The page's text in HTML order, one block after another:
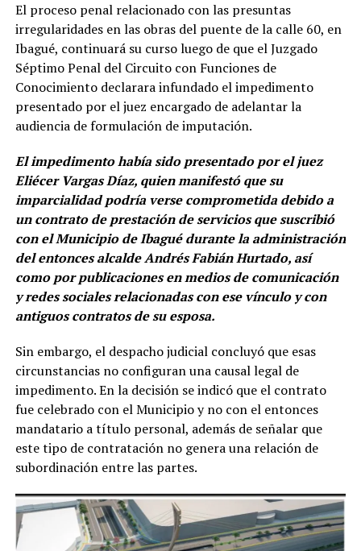
El proceso penal relacionado con las presuntas
irregularidades en las obras del puente de la calle 60, en
Ibagué, continuará su curso luego de que el Juzgado
Séptimo Penal del Circuito con Funciones de
Conocimiento declarara infundado el impedimento
presentado por el juez encargado de adelantar la
audiencia de formulación de imputación.
El impedimento había sido presentado por el juez
Eliécer Vargas Díaz, quien manifestó que su
imparcialidad podría verse comprometida debido a
un contrato de prestación de servicios que suscribió
con el Municipio de Ibagué durante la administración
del entonces alcalde Andrés Fabián Hurtado, así
como por publicaciones en medios de comunicación
y redes sociales relacionadas con ese vínculo y con
antiguos contratos de su esposa.
Sin embargo, el despacho judicial concluyó que esas
circunstancias no configuran una causal legal de
impedimento. En la decisión se indicó que el contrato
fue celebrado con el Municipio y no con el entonces
mandatario a título personal, además de señalar que
este tipo de contratación no genera una relación de
subordinación entre las partes.